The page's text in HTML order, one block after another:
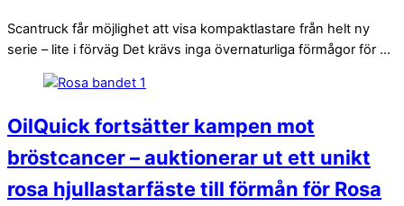
Scantruck får möjlighet att visa kompaktlastare från helt ny
serie – lite i förväg Det krävs inga övernaturliga förmågor för ...
OilQuick fortsätter kampen mot
bröstcancer – auktionerar ut ett unikt
rosa hjullastarfäste till förmån för Rosa